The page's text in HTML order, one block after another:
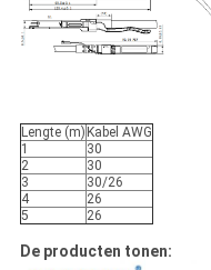
Lengte (m) Kabel AWG
1
30
2
30
3
30/26
4
26
5
26
De producten tonen: